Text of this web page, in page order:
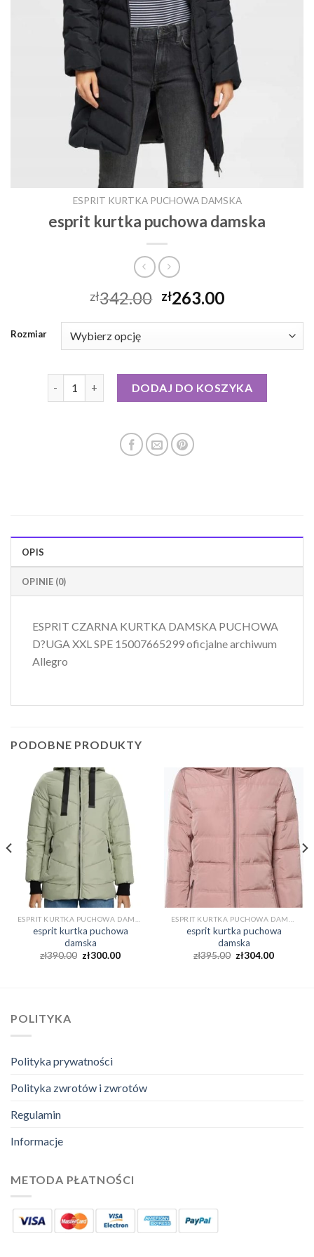
ESPRIT KURTKA PUCHOWA DAMSKA
esprit kurtka puchowa damska
zł342.00 zł263.00
Rozmiar
DODAJ DO KOSZYKA
OPIS
OPINIE (0)
ESPRIT CZARNA KURTKA DAMSKA PUCHOWA
D?UGA XXL SPE 15007665299 oficjalne archiwum
Allegro
PODOBNE PRODUKTY
esprit kurtka puchowa
damska
zł390.00 zł300.00
esprit kurtka puchowa
damska
zł395.00 zł304.00
POLITYKA
Polityka prywatności
Polityka zwrotów i zwrotów
Regulamin
Informacje
METODA PŁATNOŚCI